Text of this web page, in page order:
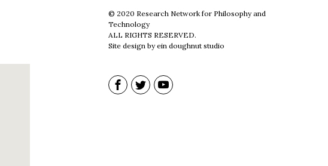
© 2020 Research Network for Philosophy and
Technology
ALL RIGHTS RESERVED.
Site design by ein doughnut studio